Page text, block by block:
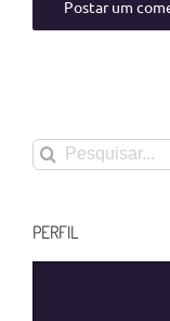
Buscar
resultados
PERFIL